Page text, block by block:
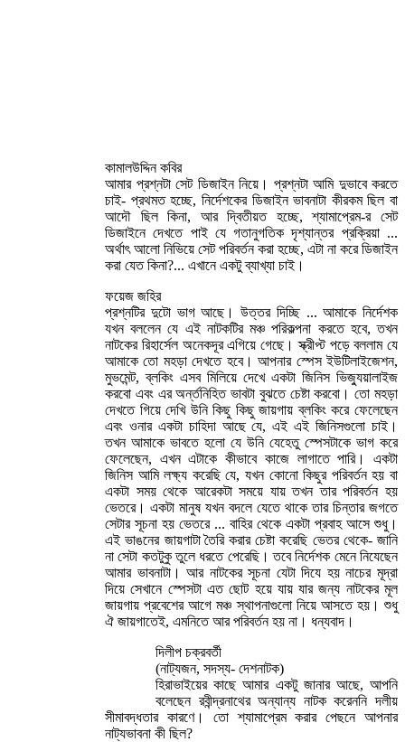
কামালউদ্দিন কবির
আমার প্রশ্নটা সেট ডিজাইন নিয়ে। প্রশ্নটা আমি দুভাবে করতে
চাই- প্রথমত হচ্ছে, নির্দেশকের ডিজাইন ভাবনাটা কীরকম ছিল বা
আদৌ ছিল কিনা, আর দ্বিতীয়ত হচ্ছে, শ্যামাপ্রেম-র সেট
ডিজাইনে দেখতে পাই যে গতানুগতিক দৃশ্যান্তর প্রক্রিয়া ...
অর্থাৎ আলো নিভিয়ে সেট পরিবর্তন করা হচ্ছে, এটা না করে ডিজাইন
করা যেত কিনা?... এখানে একটু ব্যাখ্যা চাই।
ফয়েজ জহির
প্রশ্নটির দুটো ভাগ আছে। উত্তর দিচ্ছি ... আমাকে নির্দেশক
যখন বললেন যে এই নাটকটির মঞ্চ পরিকল্পনা করতে হবে, তখন
নাটকের রিহার্সেল অনেকদূর এগিয়ে গেছে। স্ক্রীপ্ট পড়ে বললাম যে
আমাকে তো মহড়া দেখতে হবে। আপনার স্পেস ইউটিলাইজেশন,
মুভমেন্ট, ব্লকিং এসব মিলিয়ে দেখে একটা জিনিস ভিজ্যুয়ালাইজ
করবো এবং এর অর্ন্তনিহিত ভাবটা বুঝতে চেষ্টা করবো। তো মহড়া
দেখতে গিয়ে দেখি উনি কিছু কিছু জায়গায় ব্লকিং করে ফেলেছেন
এবং ওনার একটা চাহিদা আছে যে, এই এই জিনিসগুলো চাই।
তখন আমাকে ভাবতে হলো যে উনি যেহেতু স্পেসটাকে ভাগ করে
ফেলেছেন, এখন এটাকে কীভাবে কাজে লাগাতে পারি। একটা
জিনিস আমি লক্ষ্য করেছি যে, যখন কোনো কিছুর পরিবর্তন হয় বা
একটা সময় থেকে আরেকটা সময়ে যায় তখন তার পরিবর্তন হয়
ভেতরে। একটা মানুষ যখন বদলে যেতে থাকে তার চিন্তার জগতে
সেটার সূচনা হয় ভেতরে ... বাহির থেকে একটা প্রবাহ আসে শুধু।
এই ভাঙনের জায়গাটা তৈরি করার চেষ্টা করেছি ভেতর থেকে- জানি
না সেটা কতটুকু তুলে ধরতে পেরেছি। তবে নির্দেশক মেনে নিযেছেন
আমার ভাবনাটা। আর নাটকের সূচনা যেটা দিযে হয় নাচের মূদ্রা
দিয়ে সেখানে স্পেসটা এত ছোট হয়ে যায় যার জন্য নাটকের মূল
জায়গায় প্রবেশের আগে মঞ্চ স্থাপনাগুলো নিয়ে আসতে হয়। শুধু
ঐ জায়গাতেই, এমনিতে আর পরিবর্তন হয় না। ধন্যবাদ।
দিলীপ চক্রবর্তী
(নাট্যজন, সদস্য- দেশনাটক)
হিরাভাইয়ের কাছে আমার একটু জানার আছে, আপনি
বলেছেন রবীন্দ্রনাথের অন্যান্য নাটক করেননি দলীয়
সীমাবদ্ধতার কারণে। তো শ্যামাপ্রেম করার পেছনে আপনার
নাট্যভাবনা কী ছিল?